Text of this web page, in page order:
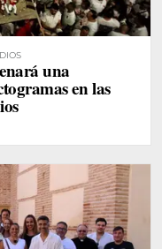
una
en las